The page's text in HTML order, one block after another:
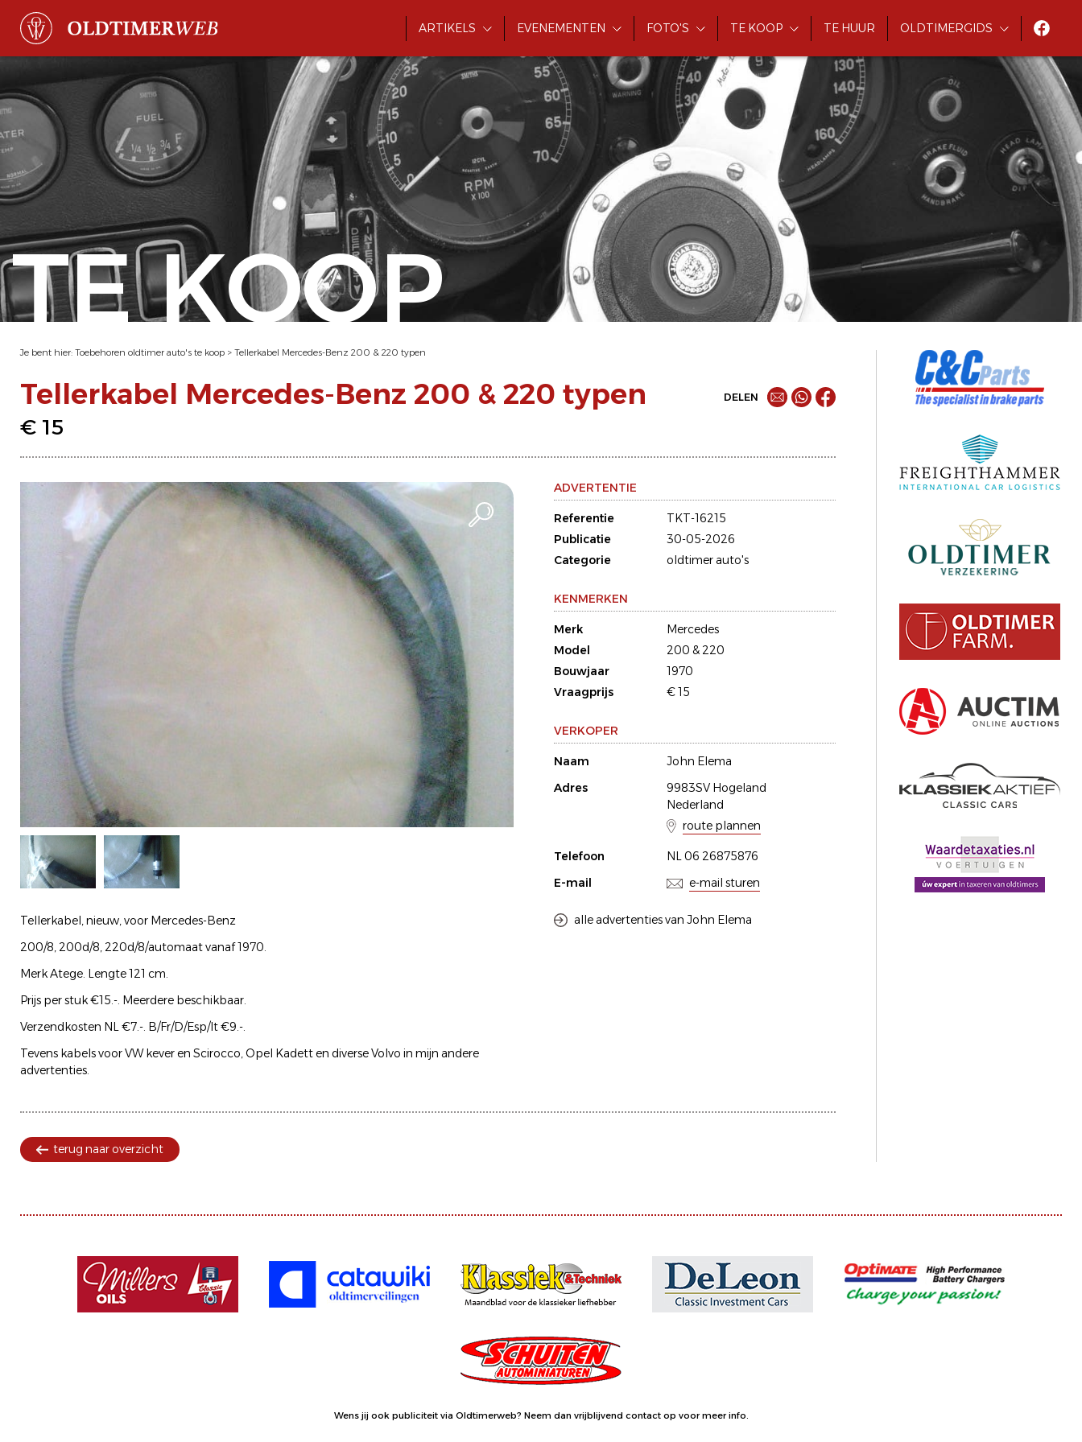
ARTIKELS EVENEMENTEN FOTO'S TE KOOP TE HUUR OLDTIMERGIDS
TE KOOP
Je bent hier: Toebehoren oldtimer auto's te koop > Tellerkabel Mercedes-Benz 200 & 220 typen
Tellerkabel Mercedes-Benz 200 & 220 typen
€ 15
DELEN
Tellerkabel, nieuw, voor Mercedes-Benz
200/8, 200d/8, 220d/8/automaat vanaf 1970.
Merk Atege. Lengte 121 cm.
Prijs per stuk €15.-. Meerdere beschikbaar.
Verzendkosten NL €7.-. B/Fr/D/Esp/It €9.-.
Tevens kabels voor VW kever en Scirocco, Opel Kadett en diverse Volvo in mijn andere
advertenties.
ADVERTENTIE
Referentie
TKT-16215
Publicatie
30-05-2026
Categorie
oldtimer auto's
KENMERKEN
Merk
Mercedes
Model
200 & 220
Bouwjaar
1970
Vraagprijs
€ 15
VERKOPER
Naam
John Elema
Adres
9983SV Hogeland
Nederland
route plannen
Telefoon
NL 06 26875876
E-mail
e-mail sturen
alle advertenties van John Elema
terug naar overzicht
Wens jij ook publiciteit via Oldtimerweb? Neem dan vrijblijvend contact op voor meer info.